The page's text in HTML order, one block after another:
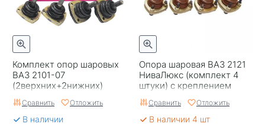
Комплект опор шаровых
ВАЗ 2101-07
(2верхних+2нижних)
Оригинал/БелМаг/1136
Сравнить Отложить
В наличии
Опора шаровая ВАЗ 2121
НиваЛюкс (комплект 4
штуки) с креплением
БелМаг 0444
Сравнить Отложить
В наличии 4 шт